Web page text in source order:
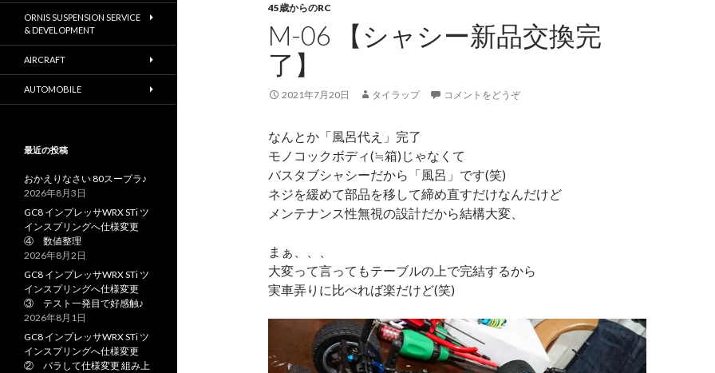
45歳からのRC
M-06 【シャシー新品交換完
了】
2021年7月20日 タイラップ コメントをどうぞ
なんとか「風呂代え」完了
モノコックボディ(≒箱)じゃなくて
バスタブシャシーだから「風呂」です(笑)
ネジを緩めて部品を移して締め直すだけなんだけど
メンテナンス性無視の設計だから結構大変、
まぁ、、、
大変って言ってもテーブルの上で完結するから
実車弄りに比べれば楽だけど(笑)
ORNIS SUSPENSION SERVICE
& DEVELOPMENT
AIRCRAFT
AUTOMOBILE
最近の投稿
おかえりなさい 80スープラ♪
2026年8月3日
GC8 インプレッサWRX STi ツ
インスプリングへ仕様変更
④ 数値整理
2026年8月2日
GC8 インプレッサWRX STi ツ
インスプリングへ仕様変更
③ テスト一発目で好感触♪
2026年8月1日
GC8 インプレッサWRX STi ツ
インスプリングへ仕様変更
② バラして仕様変更 組み上